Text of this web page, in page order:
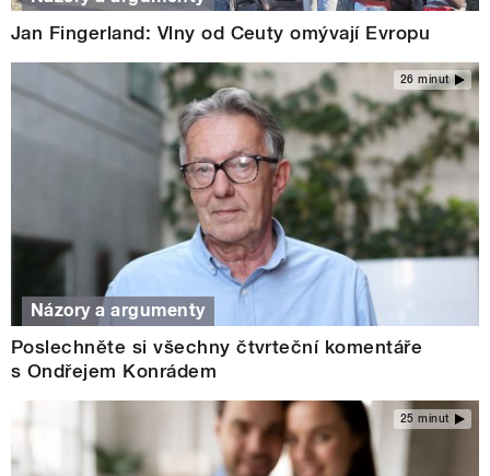
Jan Fingerland: Vlny od Ceuty omývají Evropu
26 minut
Názory a argumenty
Poslechněte si všechny čtvrteční komentáře
s Ondřejem Konrádem
25 minut